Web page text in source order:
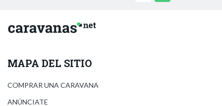
MAPA DEL SITIO
COMPRAR UNA CARAVANA
ANÚNCIATE